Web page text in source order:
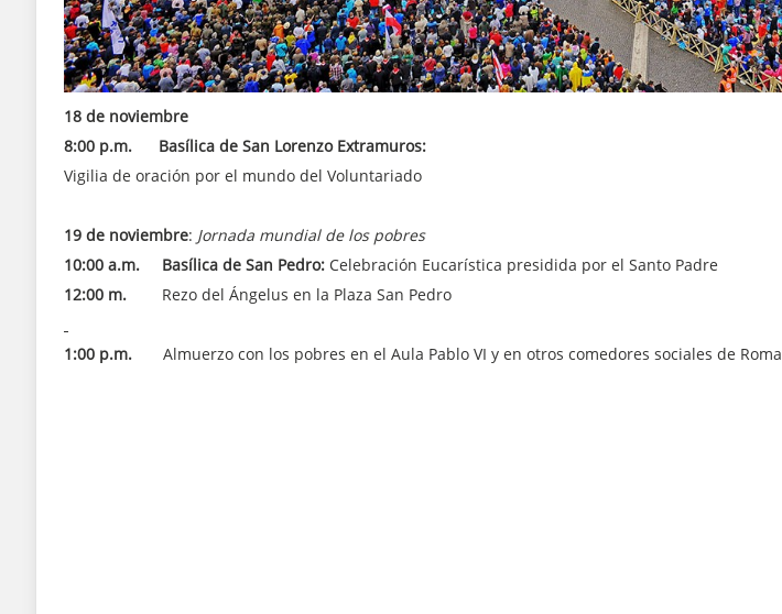
18 de noviembre
8:00 p.m.
Basílica de San Lorenzo Extramuros:
Vigilia de oración por el mundo del Voluntariado
19 de noviembre: Jornada mundial de los pobres
10:00 a.m. Basílica de San Pedro: Celebración Eucarística presidida por el Santo Padre
12:00 m. Rezo del Ángelus en la Plaza San Pedro
1:00 p.m. Almuerzo con los pobres en el Aula Pablo VI y en otros comedores sociales de Roma